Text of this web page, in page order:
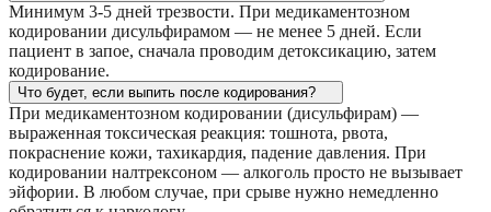
Минимум 3-5 дней трезвости. При медикаментозном
кодировании дисульфирамом — не менее 5 дней. Если
пациент в запое, сначала проводим детоксикацию, затем
кодирование.
Что будет, если выпить после кодирования?
При медикаментозном кодировании (дисульфирам) —
выраженная токсическая реакция: тошнота, рвота,
покраснение кожи, тахикардия, падение давления. При
кодировании налтрексоном — алкоголь просто не вызывает
эйфории. В любом случае, при срыве нужно немедленно